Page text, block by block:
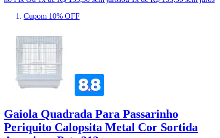
Cupom 10% OFF
Gaiola Quadrada Para Passarinho
Periquito Calopsita Metal Cor Sortida